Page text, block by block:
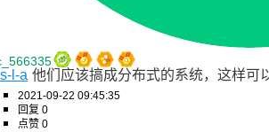
l-a 他们应该搞成分布式的系统，这样可
2021-09-22 09:45:35
回复 0
点赞 0